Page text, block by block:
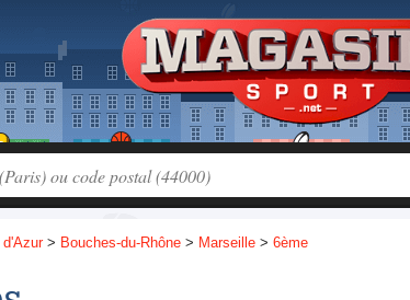
d'Azur> Bouches-du-Rhône > Marseille > 6ème